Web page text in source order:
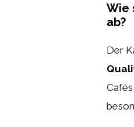
Wie
ab?
Der